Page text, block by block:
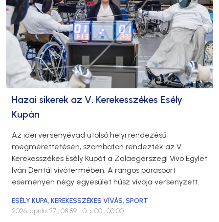
Hazai sikerek az V. Kerekesszékes Esély
Kupán
Az idei versenyévad utolsó helyi rendezésű
megmérettetésén, szombaton rendezték az V.
Kerekesszékes Esély Kupát a Zalaegerszegi Vívó Egylet
Iván Dentál vívótermében. A rangos parasport
eseményen négy egyesület húsz vívója versenyzett.
ESÉLY KUPA,KEREKESSZÉKES VÍVÁS,SPORT
2026. április 27., 08:59 - 0. x 00., 00:00